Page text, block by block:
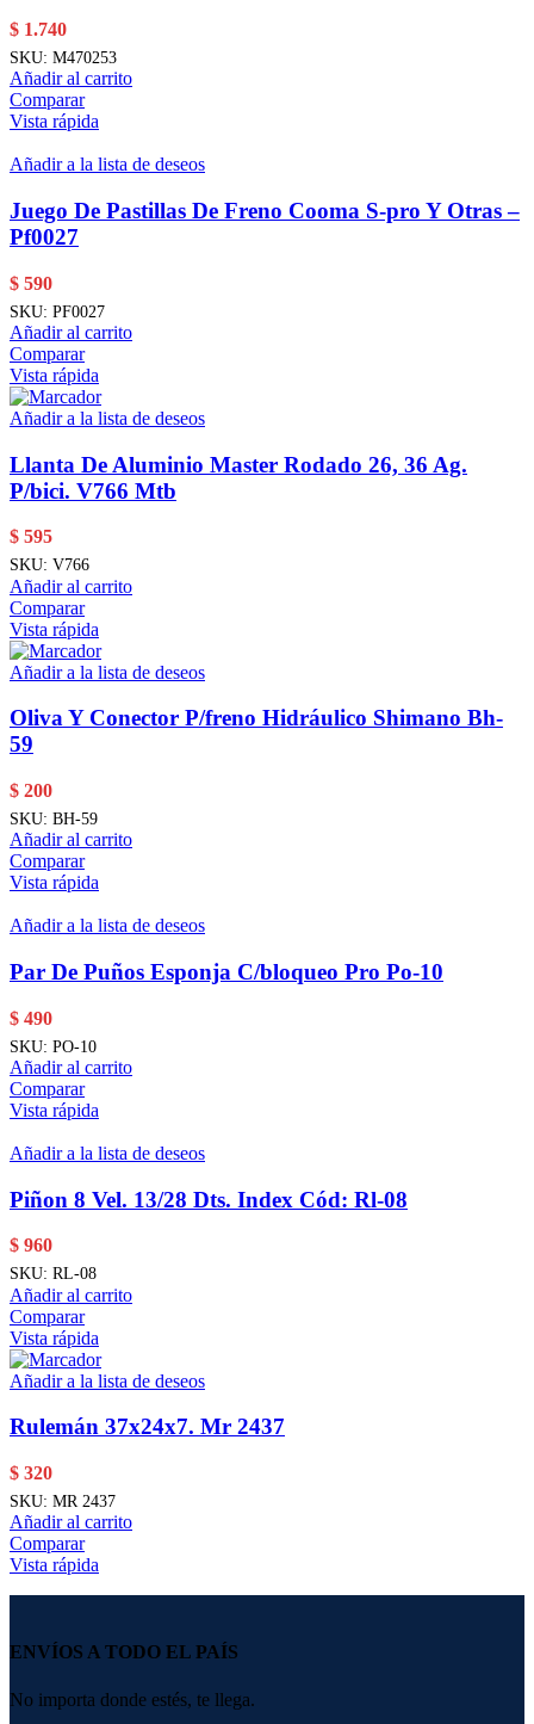
$ 1.740
SKU: M470253
Añadir al carrito
Comparar
Vista rápida
Añadir a la lista de deseos
Juego De Pastillas De Freno Cooma S-pro Y Otras –
Pf0027
$ 590
SKU: PF0027
Añadir al carrito
Comparar
Vista rápida
Añadir a la lista de deseos
Llanta De Aluminio Master Rodado 26, 36 Ag.
P/bici. V766 Mtb
$ 595
SKU: V766
Añadir al carrito
Comparar
Vista rápida
Añadir a la lista de deseos
Oliva Y Conector P/freno Hidráulico Shimano Bh-
59
$ 200
SKU: BH-59
Añadir al carrito
Comparar
Vista rápida
Añadir a la lista de deseos
Par De Puños Esponja C/bloqueo Pro Po-10
$ 490
SKU: PO-10
Añadir al carrito
Comparar
Vista rápida
Añadir a la lista de deseos
Piñon 8 Vel. 13/28 Dts. Index Cód: Rl-08
$ 960
SKU: RL-08
Añadir al carrito
Comparar
Vista rápida
Añadir a la lista de deseos
Rulemán 37x24x7. Mr 2437
$ 320
SKU: MR 2437
Añadir al carrito
Comparar
Vista rápida
ENVÍOS A TODO EL PAÍS
No importa donde estés, te llega.